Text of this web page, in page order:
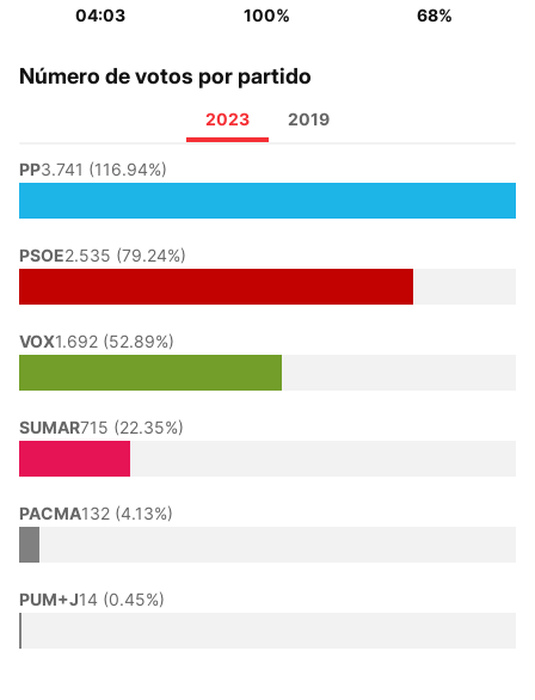
04:03
100%
68%
Número de votos por partido
2023 2019
PP3.741 (116.94%)
PSOE2.535 (79.24%)
VOX1.692 (52.89%)
SUMAR715 (22.35%)
PACMA132 (4.13%)
PUM+J14 (0.45%)